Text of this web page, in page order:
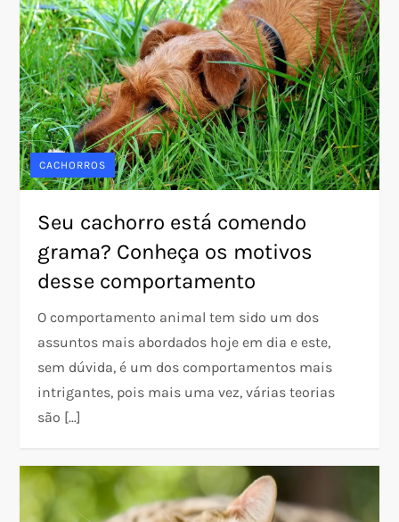
CACHORROS
Seu cachorro está comendo
grama? Conheça os motivos
desse comportamento
O comportamento animal tem sido um dos
assuntos mais abordados hoje em dia e este,
sem dúvida, é um dos comportamentos mais
intrigantes, pois mais uma vez, várias teorias
são […]